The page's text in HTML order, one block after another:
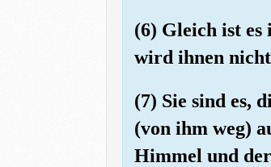
(6) Gleich ist
wird ihnen
(7) Sie sind es,
(von ihm weg)
Himmel und